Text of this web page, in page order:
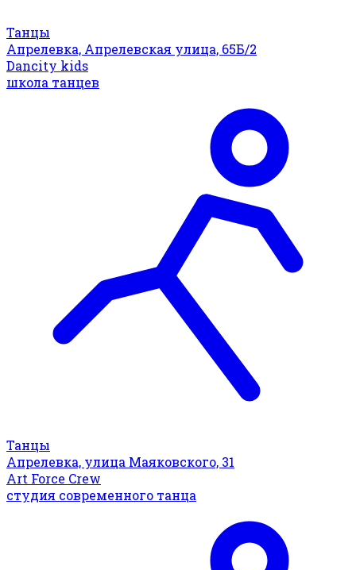
Танцы
Апрелевка, Апрелевская улица, 65Б/2
Dancity kids
школа танцев
Танцы
Апрелевка, улица Маяковского, 31
Art Force Crew
студия современного танца